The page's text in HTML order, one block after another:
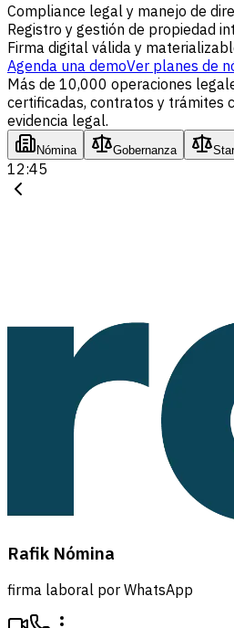
Compliance legal y manejo de
Registro y gestión de propiedad
Firma digital válida y
Agenda una demoVer planes de
Más de 10,000 operaciones
certificadas, contratos y trámites
evidencia legal.
Nómina Gobernanza
12:45
Rafik Nómina
firma laboral por WhatsApp